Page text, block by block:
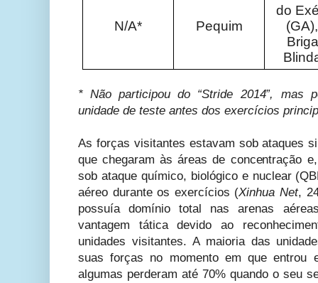
N/A* Pequim
do
* Não participou do “Stride 2014”, mas
unidade de teste antes dos exercícios
As forças visitantes estavam sob ataques
que chegaram às áreas de concentração
sob ataque químico, biológico e nuclear
aéreo durante os exercícios (Xinhua Net,
possuía domínio total nas arenas
vantagem tática devido ao
unidades visitantes. A maioria das
suas forças no momento em que entrou
algumas perderam até 70% quando o seu